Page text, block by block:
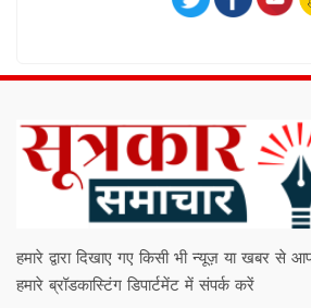
हमारे द्वारा दिखाए गए किसी भी न्यूज़ या खबर से
हमारे ब्रॉडकास्टिंग डिपार्टमेंट में संपर्क करें